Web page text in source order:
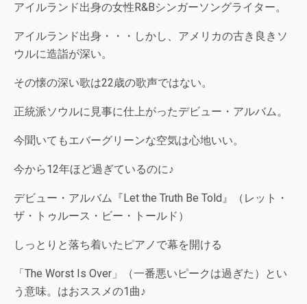
アイルランド出身の女性R&Bシンガーソングライター。
アイルランド出身・・・しかし、アメリカの古き良きソ
ウルに造詣が深い。
その懐の深い歌は22歳の歌声ではない。
正統派ソウルに見事に仕上がったデビュー・アルバム。
今聞いてもエバーグリーンな空気は心地いい。
今から12年ほど過ぎているのに♪
デビュー・アルバム『Let the Truth Be Told』（レット・
ザ・トゥルース・ビー・トールド）
しっとりと落ち着いたピアノで幕を開ける
「The Worst Is Over」（一番悪いピークは過ぎた）とい
う意味。はおススメの1曲♪